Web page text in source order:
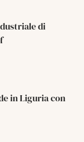
di
in Liguria con